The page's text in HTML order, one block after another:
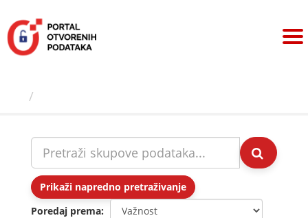
sadržaj
Prikaži napredno pretraživanje
Poredaj prema